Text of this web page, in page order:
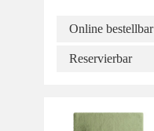
Online bestellbar
Reservierbar